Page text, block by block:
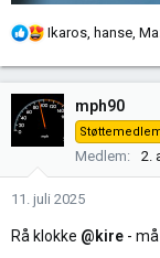
R
k
j
e
r
Ikaros hanse
mph90
Medlem 2.
11. juli 2025
Rå klokke @kire -